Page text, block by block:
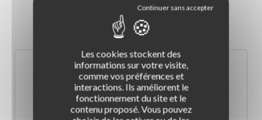
5
Les cookies stockent des
informations sur votre visite,
comme vos préférences et
interactions. Ils améliorent le
fonctionnement du site et le
contenu proposé. Vous pouvez